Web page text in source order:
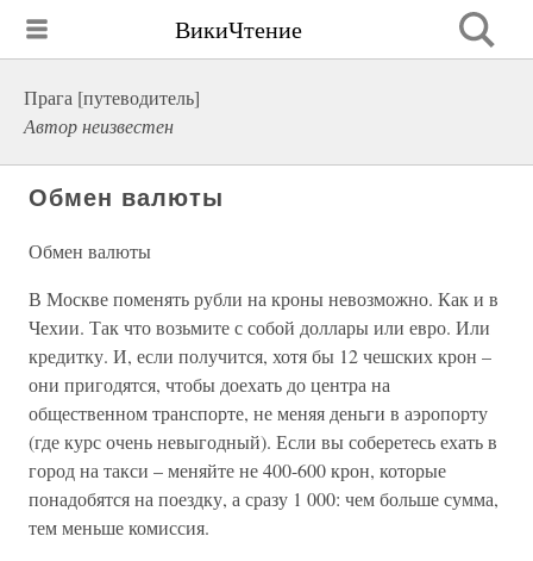
ВикиЧтение
Прага [путеводитель]
Автор неизвестен
Обмен валюты
Обмен валюты
В Москве поменять рубли на кроны невозможно. Как и в
Чехии. Так что возьмите с собой доллары или евро. Или
кредитку. И, если получится, хотя бы 12 чешских крон –
они пригодятся, чтобы доехать до центра на
общественном транспорте, не меняя деньги в аэропорту
(где курс очень невыгодный). Если вы соберетесь ехать в
город на такси – меняйте не 400-600 крон, которые
понадобятся на поездку, а сразу 1 000: чем больше сумма,
тем меньше комиссия.